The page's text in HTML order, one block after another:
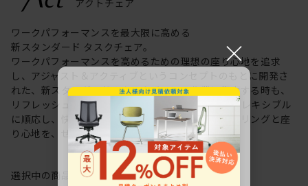
ワークパフォーマンスを最大限に高める
新スタンダード タスクチェア。
ワークパフォーマンスを高めるための理想の座り心地を追求
し、アジャスト＆アクティブというコンセプトのもとに開発さ
れた、新スタンダードのタスクチェア。作業に集中する時も、
リフレッシュする時も、座る姿勢や身体の動きにフレキシブル
に順応し、快適にサポートします。新感覚のスタイリングと座
り心地を、ぜひご体感ください。
選択中の商品情報保証 注意事項
×